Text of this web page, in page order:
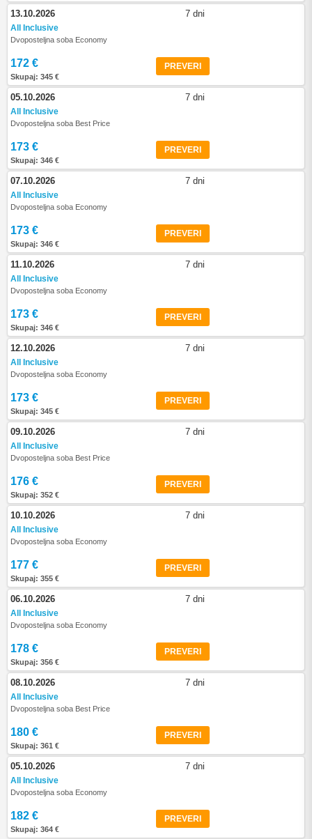
13.10.2026 7 dni
All Inclusive
Dvoposteljna soba Economy
172 €
Skupaj: 345 €
PREVERI
05.10.2026 7 dni
All Inclusive
Dvoposteljna soba Best Price
173 €
Skupaj: 346 €
PREVERI
07.10.2026 7 dni
All Inclusive
Dvoposteljna soba Economy
173 €
Skupaj: 346 €
PREVERI
11.10.2026 7 dni
All Inclusive
Dvoposteljna soba Economy
173 €
Skupaj: 346 €
PREVERI
12.10.2026 7 dni
All Inclusive
Dvoposteljna soba Economy
173 €
Skupaj: 345 €
PREVERI
09.10.2026 7 dni
All Inclusive
Dvoposteljna soba Best Price
176 €
Skupaj: 352 €
PREVERI
10.10.2026 7 dni
All Inclusive
Dvoposteljna soba Economy
177 €
Skupaj: 355 €
PREVERI
06.10.2026 7 dni
All Inclusive
Dvoposteljna soba Economy
178 €
Skupaj: 356 €
PREVERI
08.10.2026 7 dni
All Inclusive
Dvoposteljna soba Best Price
180 €
Skupaj: 361 €
PREVERI
05.10.2026 7 dni
All Inclusive
Dvoposteljna soba Economy
182 €
Skupaj: 364 €
PREVERI